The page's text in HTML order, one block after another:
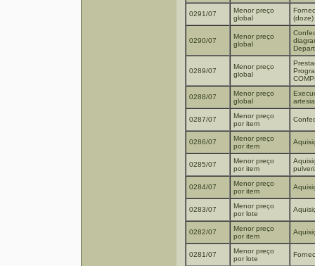
0291/07
Menor preço
global
(doze)
0290/07
Menor preço
global
0289/07
Menor preço
global
0288/07
Menor preço
global
0287/07
Menor preço
por item
0286/07
Menor preço
por item
0285/07
Menor preço
por item
0284/07
Menor preço
por item
0283/07
Menor preço
por lote
0282/07
Menor preço
por item
0281/07
Menor preço
por lote